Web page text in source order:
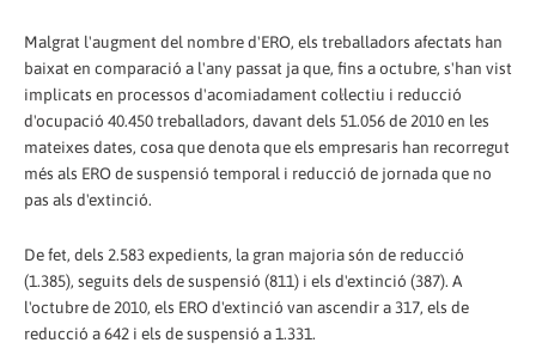
Malgrat l'augment del nombre d'ERO, els treballadors afectats han
baixat en comparació a l'any passat ja que, fins a octubre, s'han vist
implicats en processos d'acomiadament col·lectiu i reducció
d'ocupació 40.450 treballadors, davant dels 51.056 de 2010 en les
mateixes dates, cosa que denota que els empresaris han recorregut
més als ERO de suspensió temporal i reducció de jornada que no
pas als d'extinció.
De fet, dels 2.583 expedients, la gran majoria són de reducció
(1.385), seguits dels de suspensió (811) i els d'extinció (387). A
l'octubre de 2010, els ERO d'extinció van ascendir a 317, els de
reducció a 642 i els de suspensió a 1.331.